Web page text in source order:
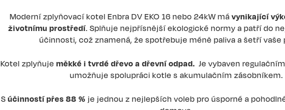
Moderní zplyňovací kotel Enbra DV EKO 16 nebo 24kW mávynikající
životnímu prostředí. Splňuje nejpřísnější ekologické normy a patří do
účinnosti, což znamená, že spotřebuje méně paliva a šetří vaše
Kotel zplyňuje měkké i tvrdé dřevo a dřevní odpad. Je vybaven
umožňuje spolupráci kotle s akumulačním zásobníkem.
S účinností přes 88 % je jednou z nejlepších voleb pro úsporné a